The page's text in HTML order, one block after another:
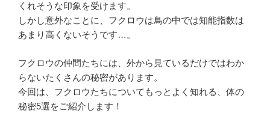
くれそうな印象を受けます。
しかし意外なことに、フクロウは鳥の中では知能指数は
あまり高くないそうです…。
フクロウの仲間たちには、外から見ているだけではわか
らないたくさんの秘密があります。
今回は、フクロウたちについてもっとよく知れる、体の
秘密5選をご紹介します！